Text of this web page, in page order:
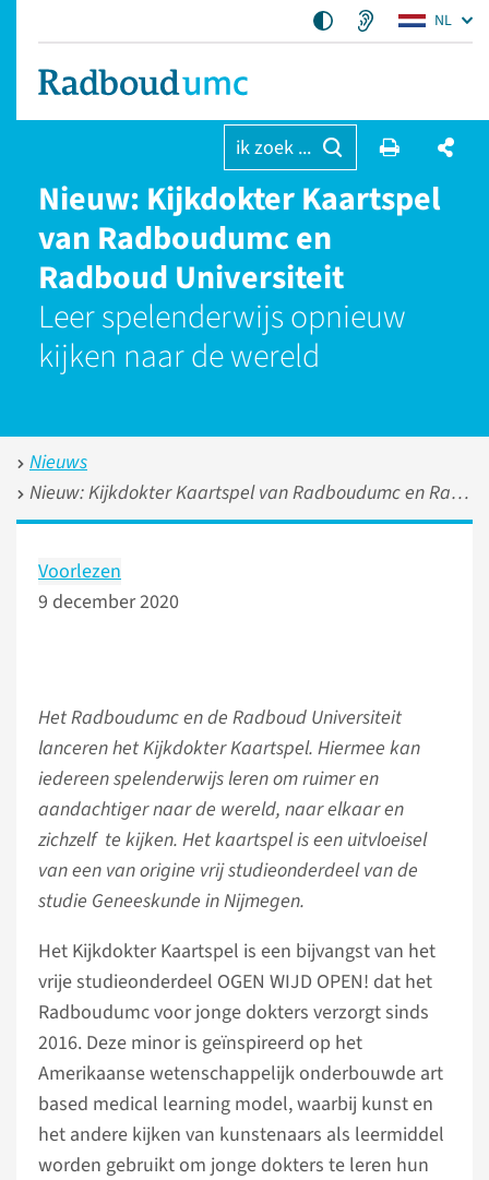
NL
ik zoek ...
Nieuw: Kijkdokter Kaartspel
van Radboudumc en
Radboud Universiteit
Leer spelenderwijs opnieuw
kijken naar de wereld
Nieuws
Nieuw: Kijkdokter Kaartspel van Radboudumc en Radboud Universiteit
Voorlezen
9 december 2020
Het Radboudumc en de Radboud Universiteit
lanceren het Kijkdokter Kaartspel. Hiermee kan
iedereen spelenderwijs leren om ruimer en
aandachtiger naar de wereld, naar elkaar en
zichzelf te kijken. Het kaartspel is een uitvloeisel
van een van origine vrij studieonderdeel van de
studie Geneeskunde in Nijmegen.
Het Kijkdokter Kaartspel is een bijvangst van het
vrije studieonderdeel OGEN WIJD OPEN! dat het
Radboudumc voor jonge dokters verzorgt sinds
2016. Deze minor is geïnspireerd op het
Amerikaanse wetenschappelijk onderbouwde art
based medical learning model, waarbij kunst en
het andere kijken van kunstenaars als leermiddel
worden gebruikt om jonge dokters te leren hun